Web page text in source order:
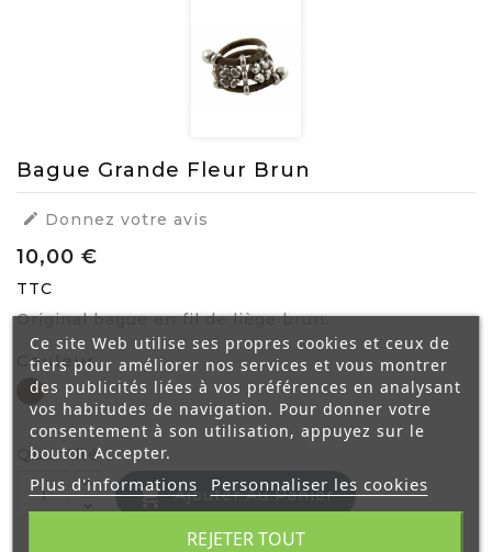
Ce site Web utilise ses propres cookies et ceux de
tiers pour améliorer nos services et vous montrer
des publicités liées à vos préférences en analysant
vos habitudes de navigation. Pour donner votre
consentement à son utilisation, appuyez sur le
bouton Accepter.
Plus d'informations Personnaliser les cookies
REJETER TOUT
Bague Grande Fleur Brun
 Donnez votre avis
10,00 €
TTC
Original bague en fil de liège brun.
Couleur
Brun
Quantité
 Ajouter Au Panier